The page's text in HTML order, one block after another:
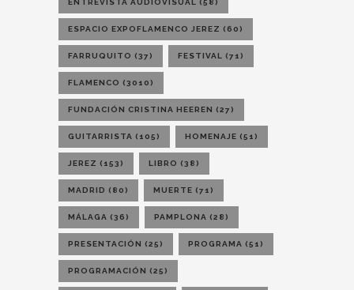
ENTREVISTA AUDIOVISUAL (58)
ESPACIO EXPOFLAMENCO JEREZ (60)
FARRUQUITO (37) FESTIVAL (71)
FLAMENCO (3010)
FUNDACIÓN CRISTINA HEEREN (27)
GUITARRISTA (105) HOMENAJE (51)
JEREZ (153) LIBRO (38)
MADRID (80) MUERTE (71)
MÁLAGA (36) PAMPLONA (28)
PRESENTACIÓN (25) PROGRAMA (51)
PROGRAMACIÓN (25)